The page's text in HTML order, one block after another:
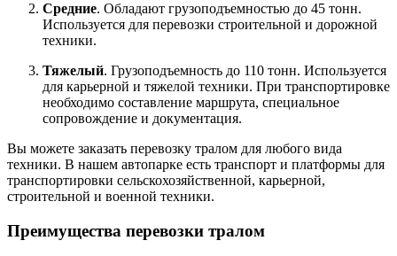
Средние. Обладают грузоподъемностью до 45 тонн.
Используется для перевозки строительной и дорожной
техники.
Тяжелый. Грузоподъемность до 110 тонн. Используется
для карьерной и тяжелой техники. При транспортировке
необходимо составление маршрута, специальное
сопровождение и документация.
Вы можете заказать перевозку тралом для любого вида
техники. В нашем автопарке есть транспорт и платформы для
транспортировки сельскохозяйственной, карьерной,
строительной и военной техники.
Преимущества перевозки тралом